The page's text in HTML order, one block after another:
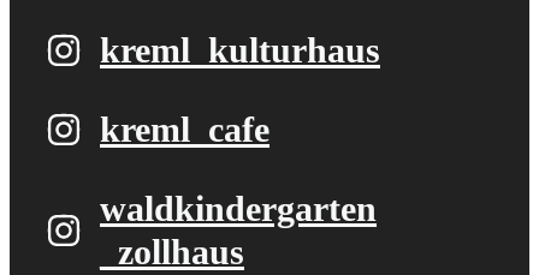
kreml_kulturhaus
kreml_cafe
waldkindergarten​
_zollhaus